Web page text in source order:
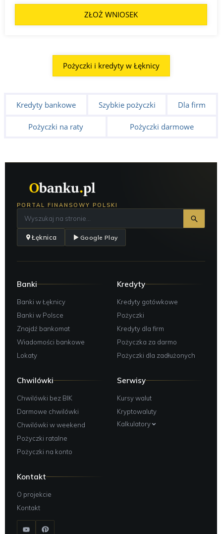
ZŁOŻ WNIOSEK
Pożyczki i kredyty w Łęknicy
Kredyty bankowe Szybkie pożyczki Dla firm
Pożyczki na raty Pożyczki darmowe
PORTAL FINANSOWY POLSKI
Łęknica Google Play
Banki
Banki w Łęknicy
Banki w Polsce
Znajdź bankomat
Wiadomości bankowe
Lokaty
Kredyty
Kredyty gotówkowe
Pożyczki
Kredyty dla firm
Pożyczka za darmo
Pożyczki dla zadłużonych
Chwilówki
Chwilówki bez BIK
Darmowe chwilówki
Chwilówki w weekend
Pożyczki ratalne
Pożyczki na konto
Serwisy
Kursy walut
Kryptowaluty
Kalkulatory
Kontakt
O projekcie
Kontakt